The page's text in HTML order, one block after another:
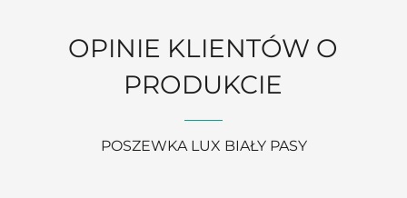
OPINIE KLIENTÓW O
PRODUKCIE
POSZEWKA LUX BIAŁY PASY